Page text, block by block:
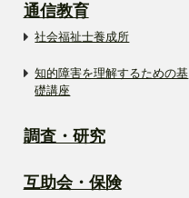
通信教育
社会福祉士養成所
知的障害を理解するための基
礎講座
調査・研究
互助会・保険